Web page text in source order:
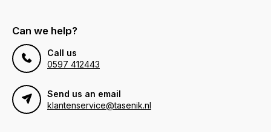
Can we help?
Call us
0597 412443
Send us an email
klantenservice@tasenik.nl